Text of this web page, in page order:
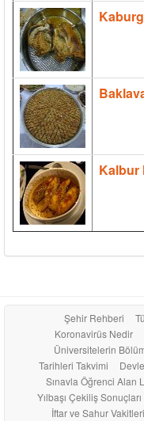
Kalbur
Şehir Rehberi
Koronavirüs Nedir
Üniversitelerin
Tarihleri Takvimi
Sınavla Öğrenci Alan
Yılbaşı Çekiliş Sonuçları
İftar ve Sahur Vakitleri